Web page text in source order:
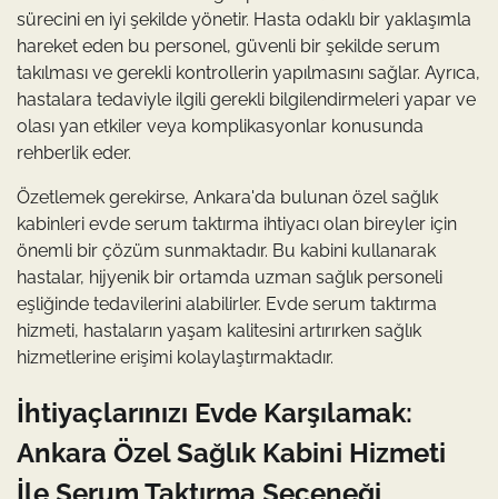
sürecini en iyi şekilde yönetir. Hasta odaklı bir yaklaşımla
hareket eden bu personel, güvenli bir şekilde serum
takılması ve gerekli kontrollerin yapılmasını sağlar. Ayrıca,
hastalara tedaviyle ilgili gerekli bilgilendirmeleri yapar ve
olası yan etkiler veya komplikasyonlar konusunda
rehberlik eder.
Özetlemek gerekirse, Ankara'da bulunan özel sağlık
kabinleri evde serum taktırma ihtiyacı olan bireyler için
önemli bir çözüm sunmaktadır. Bu kabini kullanarak
hastalar, hijyenik bir ortamda uzman sağlık personeli
eşliğinde tedavilerini alabilirler. Evde serum taktırma
hizmeti, hastaların yaşam kalitesini artırırken sağlık
hizmetlerine erişimi kolaylaştırmaktadır.
İhtiyaçlarınızı Evde Karşılamak:
Ankara Özel Sağlık Kabini Hizmeti